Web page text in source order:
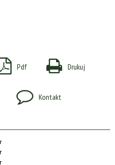
Pdf Drukuj
Kontakt